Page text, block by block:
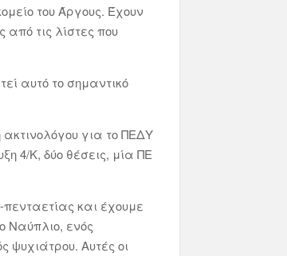
του Άργους. Έχουν
από τις λίστες που
αυτό το σημαντικό
για το ΠΕΔΥ
4/Κ, δύο θέσεις, μία ΠΕ
και έχουμε
Ναύπλιο, ενός
ψυχιάτρου. Αυτές οι